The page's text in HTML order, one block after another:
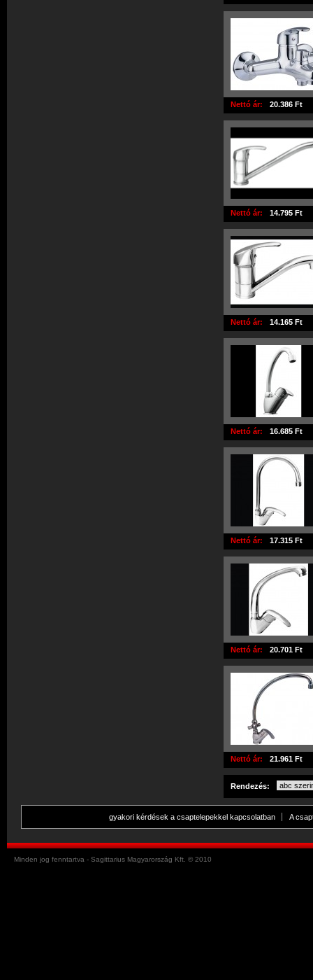
Nettó ár: 20.386 Ft
Nettó ár: 14.795 Ft
Nettó ár: 14.165 Ft
Nettó ár: 16.685 Ft
Nettó ár: 17.315 Ft
Nettó ár: 20.701 Ft
Nettó ár: 21.961 Ft
Rendezés:
gyakori kérdések a csaptelepekkel kapcsolatban A
Minden jog fenntartva - Sagittarius Magyarország Kft. © 2010